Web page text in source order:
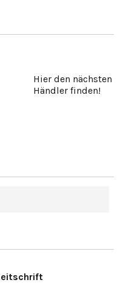
Hier den nächsten
Händler finden!